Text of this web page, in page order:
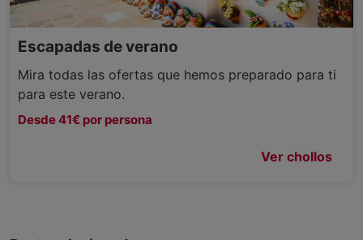
Escapadas de verano
Mira todas las ofertas que hemos preparado para ti
para este verano.
Desde 41€ por persona
Ver chollos